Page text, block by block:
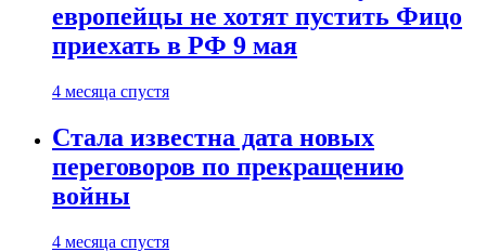
европейцы не хотят пустить Фицо
приехать в РФ 9 мая
4 месяца спустя
Стала известна дата новых
переговоров по прекращению
войны
4 месяца спустя